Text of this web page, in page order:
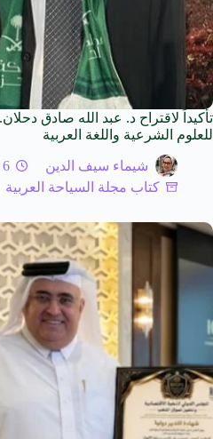
تأكيداً لاقتراح د. عبد الله صادق
للعلوم الشرعية واللغة العربية
شيماء سيف الدين
6 يونيو 2026
كتاب مجلة السياحة العربية